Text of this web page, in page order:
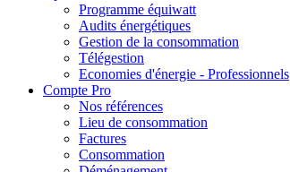
Programme équiwatt
Audits énergétiques
Gestion de la consommation
Télégestion
Economies d'énergie - Professionnels
Compte Pro
Nos références
Lieu de consommation
Factures
Consommation